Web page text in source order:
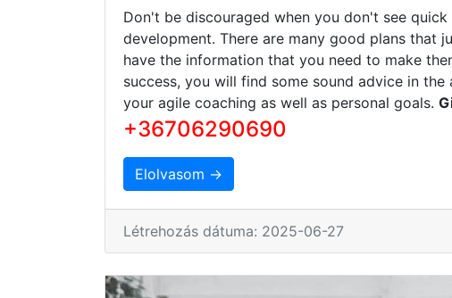
Don't be discouraged when you don't see
development. There are many good plans that
have the information that you need to make
success, you will find some sound advice in
your agile coaching as well as personal goals.
+36706290690
Elolvasom →
Létrehozás dátuma: 2025-06-27